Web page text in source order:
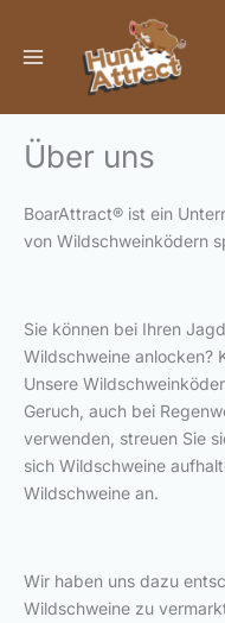
springen
Über uns
BoarAttract® ist ein
von Wildschweinködern
Sie können bei Ihren
Wildschweine anlocken?
Unsere
Geruch, auch bei
verwenden, streuen Sie
sich Wildschweine
Wildschweine an.
Wir haben uns dazu
Wildschweine zu